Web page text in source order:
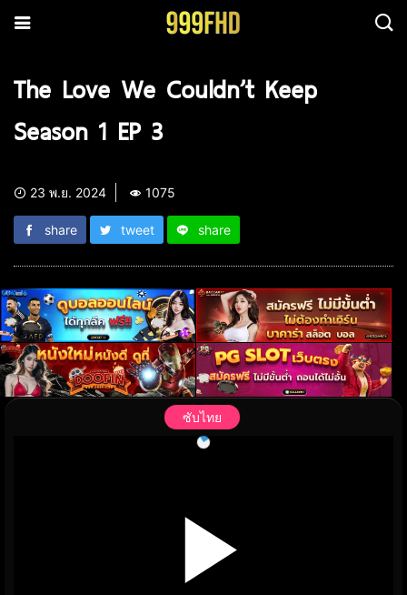
The Love We Couldn’t Keep
Season 1 EP 3
23 พ.ย. 2024 1075
share tweet share
ซับไทย